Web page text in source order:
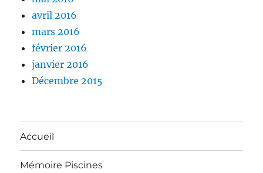
avril 2016
mars 2016
février 2016
janvier 2016
Décembre 2015
Accueil
Mémoire Piscines